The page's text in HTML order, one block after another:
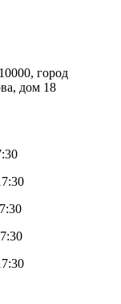
город
дом 18